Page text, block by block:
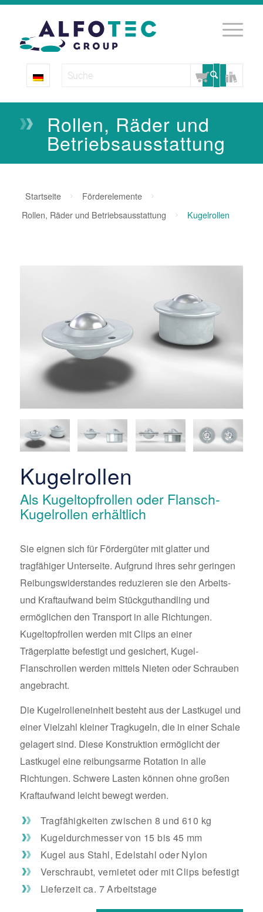
Rollen, Räder und
Betriebs­­ausstattung
Startseite
Förderelemente
Rollen, Räder und Betriebsausstattung
Kugelrollen
Kugelrollen
Als Kugeltopfrollen oder Flansch-
Kugelrollen erhältlich
Sie eignen sich für Fördergüter mit glatter und
tragfähiger Unterseite. Aufgrund ihres sehr geringen
Reibungswiderstandes reduzieren sie den Arbeits-
und Kraftaufwand beim Stückguthandling und
ermöglichen den Transport in alle Richtungen.
Kugeltopfrollen werden mit Clips an einer
Trägerplatte befestigt und gesichert, Kugel-
Flanschrollen werden mittels Nieten oder Schrauben
angebracht.
Die Kugelrolleneinheit besteht aus der Lastkugel und
einer Vielzahl kleiner Tragkugeln, die in einer Schale
gelagert sind. Diese Konstruktion ermöglicht der
Lastkugel eine reibungsarme Rotation in alle
Richtungen. Schwere Lasten können ohne großen
Kraftaufwand leicht bewegt werden.
Tragfähigkeiten zwischen 8 und 610 kg
Kugeldurchmesser von 15 bis 45 mm
Kugel aus Stahl, Edelstahl oder Nylon
Verschraubt, vernietet oder mit Clips befestigt
Lieferzeit ca. 7 Arbeitstage